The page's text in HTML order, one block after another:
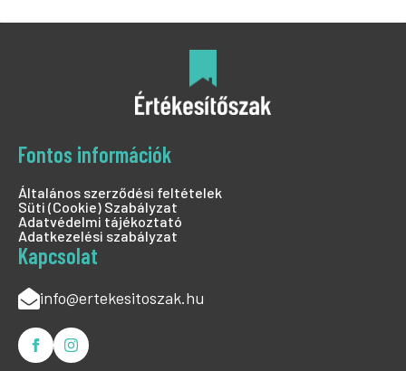
Fontos információk
Általános szerződési feltételek
Süti (Cookie) Szabályzat
Adatvédelmi tájékoztató
Adatkezelési szabályzat
Kapcsolat
info@ertekesitoszak.hu